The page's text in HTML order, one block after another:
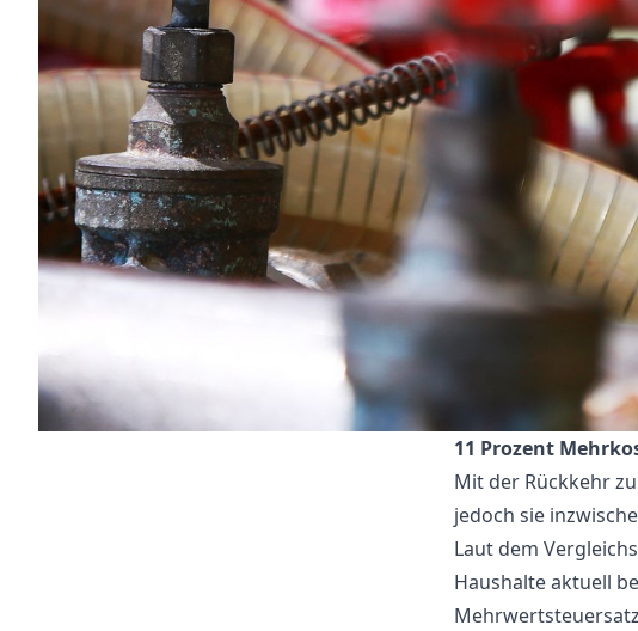
11 Prozent
Mit der Rückkehr
jedoch sie
Laut dem
Haushalte aktuell